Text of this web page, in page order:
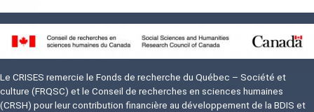
Image
Le CRISES remercie le Fonds de recherche du Québec – Société et
culture (FRQSC) et le Conseil de recherches en sciences humaines
(CRSH) pour leur contribution financière au développement de la BDIS et